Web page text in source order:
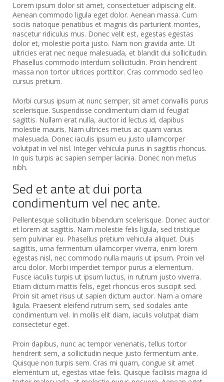
Lorem ipsum dolor sit amet, consectetuer adipiscing elit.
Aenean commodo ligula eget dolor. Aenean massa. Cum
sociis natoque penatibus et magnis dis parturient montes,
nascetur ridiculus mus. Donec velit est, egestas egestas
dolor et, molestie porta justo. Nam non gravida ante. Ut
ultricies erat nec neque malesuada, et blandit dui sollicitudin.
Phasellus commodo interdum sollicitudin. Proin hendrerit
massa non tortor ultrices porttitor. Cras commodo sed leo
cursus pretium.
Morbi cursus ipsum at nunc semper, sit amet convallis purus
scelerisque. Suspendisse condimentum diam id feugiat
sagittis. Nullam erat nulla, auctor id lectus id, dapibus
molestie mauris. Nam ultrices metus ac quam varius
malesuada. Donec iaculis ipsum eu justo ullamcorper
volutpat in vel nisl. Integer vehicula purus in sagittis rhoncus.
In quis turpis ac sapien semper lacinia. Donec non metus
nibh.
Sed et ante at dui porta
condimentum vel nec ante.
Pellentesque sollicitudin bibendum scelerisque. Donec auctor
et lorem at sagittis. Nam molestie felis ligula, sed tristique
sem pulvinar eu. Phasellus pretium vehicula aliquet. Duis
sagittis, urna fermentum ullamcorper viverra, enim lorem
egestas nisl, nec commodo nulla mauris ut ipsum. Proin vel
arcu dolor. Morbi imperdiet tempor purus a elementum.
Fusce iaculis turpis ut ipsum luctus, in rutrum justo viverra.
Etiam dictum mattis felis, eget rhoncus eros suscipit sed.
Proin sit amet risus ut sapien dictum auctor. Nam a ornare
ligula. Praesent eleifend rutrum sem, sed sodales ante
condimentum vel. In mollis elit diam, iaculis volutpat diam
consectetur eget.
Proin dapibus, nunc ac tempor venenatis, tellus tortor
hendrerit sem, a sollicitudin neque justo fermentum ante.
Quisque non turpis sem. Cras mi quam, congue sit amet
elementum ut, egestas vitae felis. Quisque facilisis magna id